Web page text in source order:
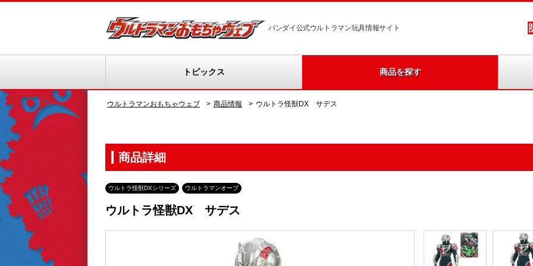
バンダイ公式ウルトラマン玩具情報サイト
トピックス 商品を探す
ウルトラマンおもちゃウェブ 商品情報 ウルトラ怪獣DX サデス
商品詳細
ウルトラ怪獣DXシリーズ ウルトラマンオーブ
ウルトラ怪獣DX サデス